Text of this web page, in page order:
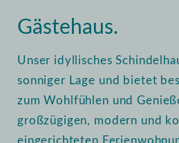
Gästehaus.
Unser idyllisches
sonniger Lage und bietet
zum Wohlfühlen und
großzügigen, modern und
eingerichteten